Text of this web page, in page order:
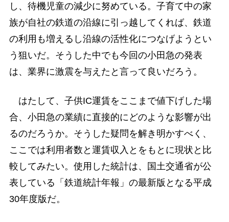
し、待機児童の減少に努めている。子育て中の家
族が自社の鉄道の沿線に引っ越してくれば、鉄道
の利用も増えるし沿線の活性化につなげようとい
う狙いだ。そうした中でも今回の小田急の発表
は、業界に激震を与えたと言って良いだろう。
はたして、子供IC運賃をここまで値下げした場
合、小田急の業績に直接的にどのような影響が出
るのだろうか。そうした疑問を解き明かすべく、
ここでは利用者数と運賃収入とをもとに現状と比
較してみたい。使用した統計は、国土交通省が公
表している「鉄道統計年報」の最新版となる平成
30年度版だ。